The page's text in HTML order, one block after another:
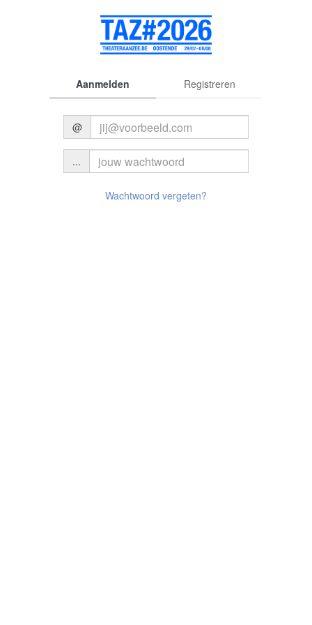
Aanmelden Registreren
@
...
Wachtwoord vergeten?
© 2026 Theater aan Zee